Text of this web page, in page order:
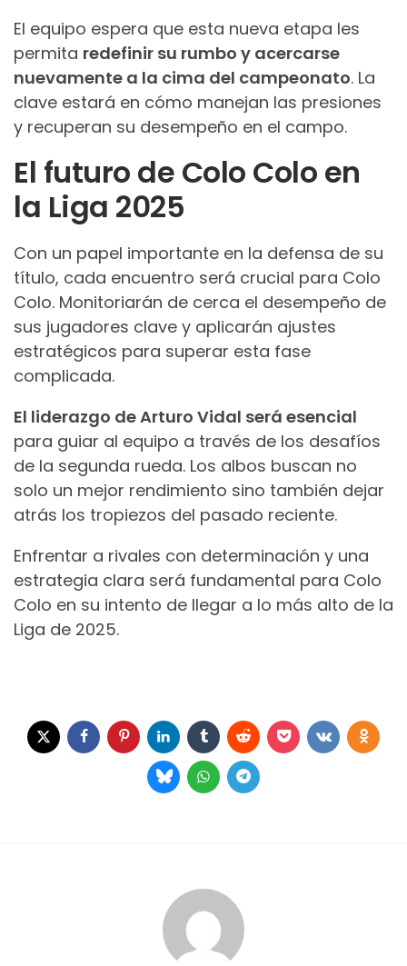
El equipo espera que esta nueva etapa les
permita redefinir su rumbo y acercarse
nuevamente a la cima del campeonato. La
clave estará en cómo manejan las presiones
y recuperan su desempeño en el campo.
El futuro de Colo Colo en
la Liga 2025
Con un papel importante en la defensa de su
título, cada encuentro será crucial para Colo
Colo. Monitoriarán de cerca el desempeño de
sus jugadores clave y aplicarán ajustes
estratégicos para superar esta fase
complicada.
El liderazgo de Arturo Vidal será esencial
para guiar al equipo a través de los desafíos
de la segunda rueda. Los albos buscan no
solo un mejor rendimiento sino también dejar
atrás los tropiezos del pasado reciente.
Enfrentar a rivales con determinación y una
estrategia clara será fundamental para Colo
Colo en su intento de llegar a lo más alto de la
Liga de 2025.